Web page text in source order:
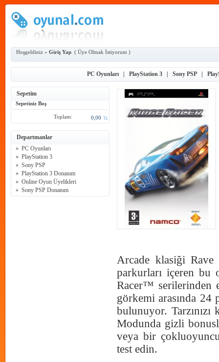
Hoşgeldiniz » Giriş Yap ( Üye Olmak İstiyorum )
PC Oyunları| PlayStation 3| Sony PSP|
Sepetim
Sepetiniz Boş
Toplam: 0,00 TL
Departmanlar
» PC Oyunları
» PlayStation 3
» Sony PSP
» PlayStation 3 Donanım
» Online Oyun Üyelikleri
» Sony PSP Donanım
Arcade klasiği
parkurları içeren
Racer™ serilerinden
görkemi arasında 24
bulunuyor.
Modunda gizli
veya bir
test edin.